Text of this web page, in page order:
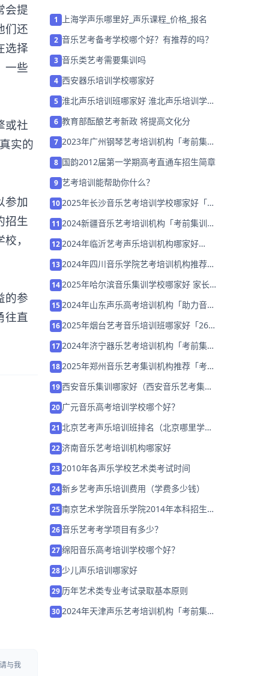
会提
们还
选择
一些
或社
实的
参加
招生
，
的参
往直
与我
1 上海学声乐哪里好_声乐课程_价格_报名
2 音乐艺考备考学校哪个好？有推荐的吗？
3 音乐类艺考需要集训吗
4 西安器乐培训学校哪家好
5 淮北声乐培训班哪家好 淮北声乐培训学校
6 教育部酝酿艺考新政 将提高文化分
7 2023年广州钢琴艺考培训机构「考前集训
8 国韵2012届第一学期高考直通车招生简章
9 艺考培训能帮助你什么？
102025年长沙音乐艺考培训学校哪家好「集
11 2024 新疆音乐艺考培训机构「考前集训营
122024年临沂艺考声乐培训机构哪家好
132024年四川音乐学院艺考培训机构推荐
142025年哈尔滨音乐集训学校哪家好 家长
152024年山东声乐高考培训机构「助力音乐
162025年烟台艺考音乐培训班哪家好「26
172024年济宁器乐艺考培训机构「考前集训
182025年郑州音乐艺考集训机构推荐「考前
19西安音乐集训哪家好（西安音乐艺考集训
20 广元音乐高考培训学校哪个好？
21 北京艺考声乐培训班排名（北京哪里学声
22 济南音乐艺考培训机构哪家好
232010年各声乐学校艺术类考试时间
24新乡艺考声乐培训费用（学费多少钱）
25南京艺术学院音乐学院2014年本科招生简
26音乐艺考考学项目有多少？
27绵阳音乐高考培训学校哪个好？
28 少儿声乐培训哪家好
29 历年艺术类专业考试录取基本原则
302024年天津声乐艺考培训机构「考前集训